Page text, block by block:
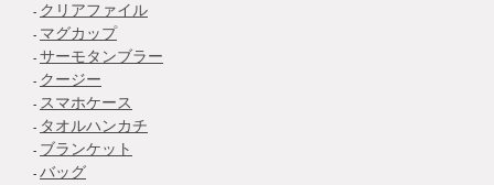
クリアファイル
マグカップ
サーモタンブラー
クージー
スマホケース
タオルハンカチ
ブランケット
バッグ